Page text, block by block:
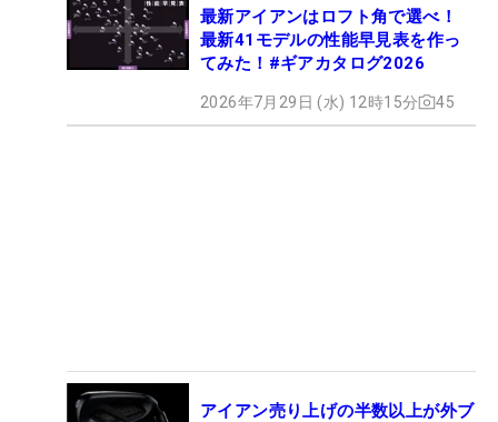
最新アイアンはロフト角で選べ！
最新41モデルの性能早見表を作っ
てみた！#ギアカタログ2026
2026年7月29日 (水) 12時15分 45
アイアン売り上げの半数以上が外ブ